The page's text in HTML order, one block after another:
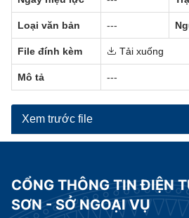
Loại văn bản ---
File đính kèm Tải xuống
Mô tả ---
Xem trước file
CỔNG THÔNG TIN ĐIỆN
SƠN - SỞ NGOẠI VỤ